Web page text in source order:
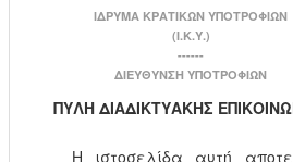
ΙΔΡΥΜΑ ΚΡΑΤΙΚΩΝ ΥΠΟΤΡΟΦΙΩΝ
(Ι.Κ.Υ.)
------
ΔΙΕΥΘΥΝΣΗ ΥΠΟΤΡΟΦΙΩΝ
ΠΥΛΗ ΔΙΑΔΙΚΤΥΑΚΗΣ
Η ιστοσελίδα αυτή